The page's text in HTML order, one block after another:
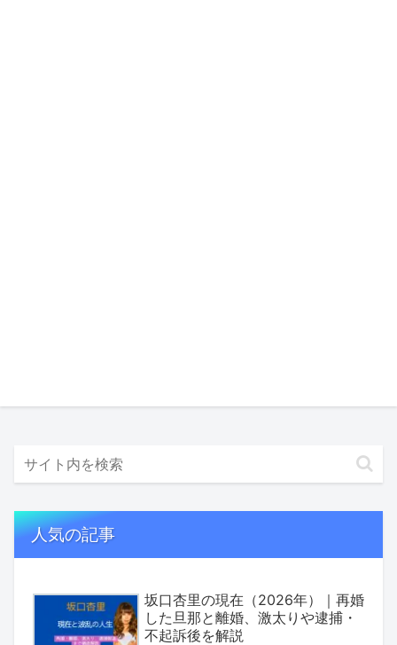
人気の記事
坂口杏里の現在（2026年）｜再婚
した旦那と離婚、激太りや逮捕・
不起訴後を解説